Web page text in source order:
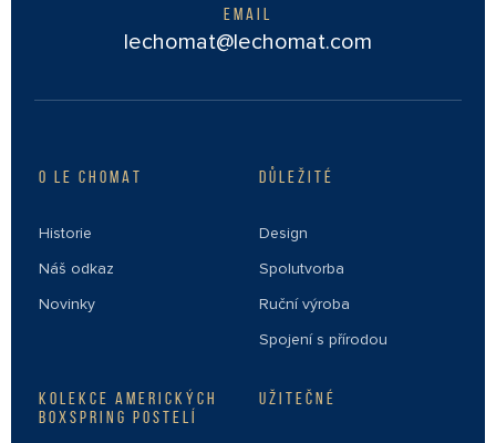
EMAIL
lechomat@lechomat.com
O LE CHOMAT
Historie
Náš odkaz
Novinky
DŮLEŽITÉ
Design
Spolutvorba
Ruční výroba
Spojení s přírodou
KOLEKCE AMERICKÝCH
BOXSPRING POSTELÍ
UŽITEČNÉ